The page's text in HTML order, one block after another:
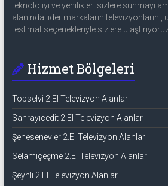
teknolojiyi ve yenilikleri sizlere sunmayı
alanında lider markaların televizyonlarını,
teslimat seçenekleriyle sizlere
Hizmet Bölgeleri
Topselvi 2.El Televizyon Alanlar
Sahrayıcedit 2.El Televizyon Alanlar
Şenesenevler 2.El Televizyon Alanlar
Selamiçeşme 2.El Televizyon Alanlar
Şeyhli 2.El Televizyon Alanlar